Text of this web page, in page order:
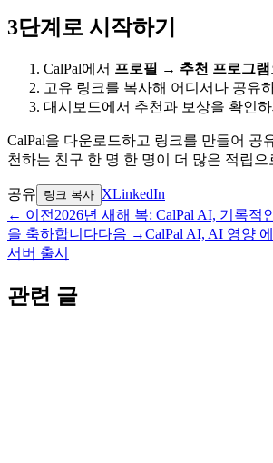
3단계로 시작하기
CalPal에서 프로필 → 추천 프로그램
고유 링크를 복사해 어디서나 공유
대시보드에서 추천과 보상을 확인
CalPal을 다운로드하고 링크를 만들어 공
천하는 친구 한 명 한 명이 더 많은 적립으
공유 링크 복사 XLinkedIn
← 이전 2026년 새해 복: CalPal AI, 기록적
을 축하합니다다음 →CalPal AI, AI 영양
서버 출시
관련 글